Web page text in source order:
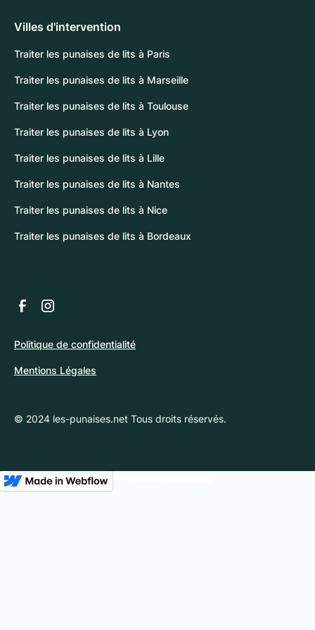
Villes d'intervention
Traiter les punaises de lits à Paris
Traiter les punaises de lits à Marseille
Traiter les punaises de lits à Toulouse
Traiter les punaises de lits à Lyon
Traiter les punaises de lits à Lille
Traiter les punaises de lits à Nantes
Traiter les punaises de lits à Nice
Traiter les punaises de lits à Bordeaux
© 2024 les-punaises.net Tous droits réservés.
Politique de confidentialité
Mentions Légales